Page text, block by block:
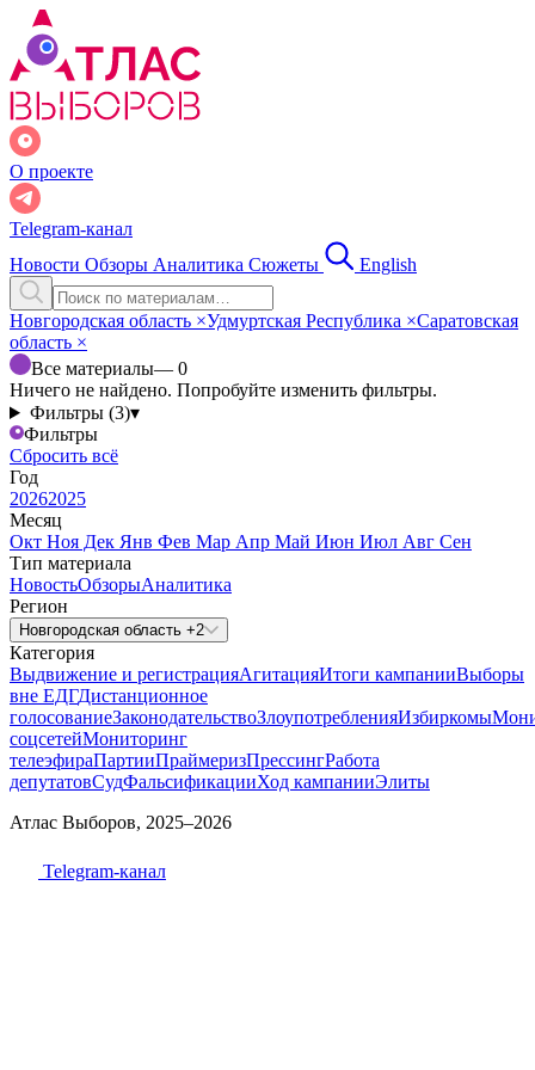
О проекте
Telegram-канал
Новости Обзоры Аналитика Сюжеты English
Новгородская область ×Удмуртская Республика ×Саратовская
область ×
Все материалы— 0
Ничего не найдено. Попробуйте изменить фильтры.
Фильтры (3)▾
Фильтры
Сбросить всё
Год
20262025
Месяц
Окт Ноя Дек Янв Фев Мар Апр Май Июн Июл Авг Сен
Тип материала
НовостьОбзорыАналитика
Регион
Новгородская область +2
Категория
Выдвижение и регистрацияАгитацияИтоги кампанииВыборы
вне ЕДГДистанционное
голосованиеЗаконодательствоЗлоупотребленияИзбиркомы
соцсетейМониторинг
телеэфираПартииПраймеризПрессингРабота
депутатовСудФальсификацииХод кампанииЭлиты
Атлас Выборов, 2025–2026
Telegram-канал